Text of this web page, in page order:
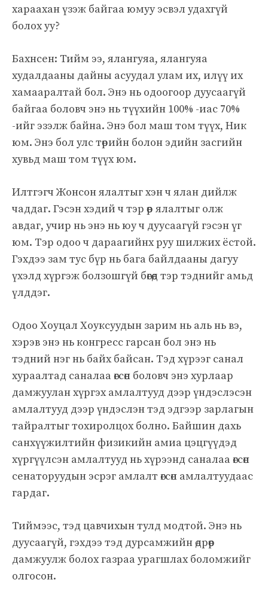
хараахан үзэж байгаа юмуу эсвэл удахгүй
болох уу?
Бахнсен: Тийм ээ, ялангуяа, ялангуяа
худалдааны дайны асуудал улам их, илүү их
хамааралтай бол. Энэ нь одоогоор дуусаагүй
байгаа боловч энэ нь түүхийн 100% -иас 70%
-ийг эзэлж байна. Энэ бол маш том түүх, Ник
юм. Энэ бол улс төрийн болон эдийн засгийн
хувьд маш том түүх юм.
Илтгэгч Жонсон ялалтыг хэн ч ялан дийлж
чаддаг. Гэсэн хэдий ч тэр өөр ялалтыг олж
авдаг, учир нь энэ нь юу ч дуусаагүй гэсэн үг
юм. Тэр одоо ч дараагийнх руу шилжих ёстой.
Гэхдээ зам тус бүр нь бага байлдааны дагуу
үхэлд хүргэж болзошгүй бөгөөд тэр тэднийг амьд
үлддэг.
Одоо Хоуцал Хоуксуудын зарим нь аль нь вэ,
хэрэв энэ нь конгресс гарсан бол энэ нь
тэдний нэг нь байх байсан. Тэд хүрээг санал
хураалтад саналаа өгсөн боловч энэ хурлаар
дамжуулан хүргэх амлалтууд дээр үндэслэсэн
амлалтууд дээр үндэслэн тэд эдгээр зарлагын
тайралтыг тохиролцох болно. Байшин дахь
санхүүжилтийн физикийн амиа цэцгүүдэд
хүргүүлсэн амлалтууд нь хүрээнд саналаа өгсөн
сенаторуудын эсрэг амлалт өгсөн амлалтуудаас
гардаг.
Тиймээс, тэд цавчихын тулд модтой. Энэ нь
дуусаагүй, гэхдээ тэд дурсамжийн өдрөөр
дамжуулж болох газраа урагшлах боломжийг
олгосон.